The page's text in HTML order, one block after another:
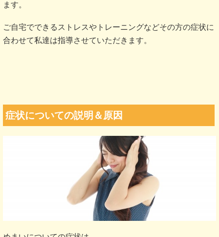
ます。
ご自宅でできるストレスやトレーニングなどその方の症状に
合わせて私達は指導させていただきます。
症状についての説明＆原因